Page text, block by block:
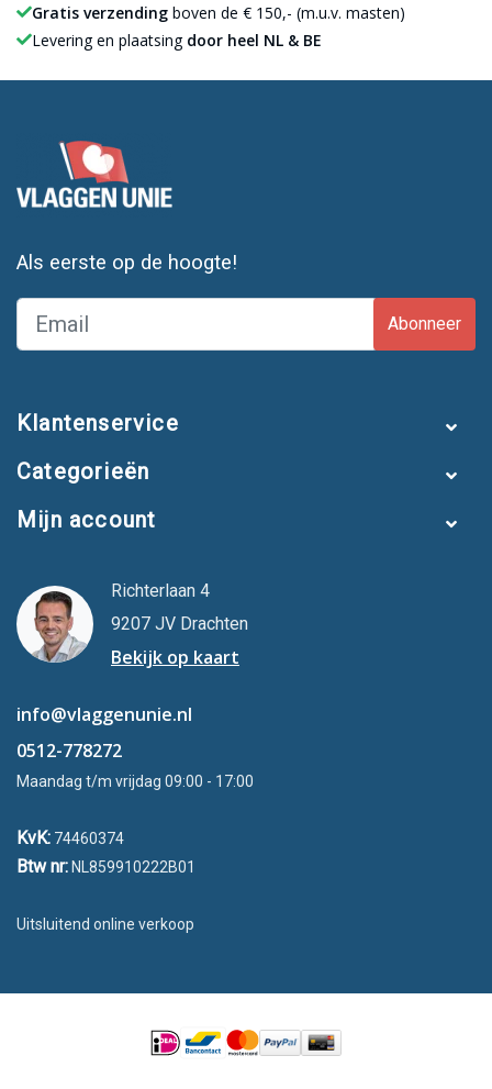
Gratis verzending boven de € 150,- (m.u.v. masten)
Levering en plaatsing door heel NL & BE
Als eerste op de hoogte!
Abonneer
Klantenservice
Categorieën
Mijn account
Richterlaan 4
9207 JV Drachten
Bekijk op kaart
info@vlaggenunie.nl
0512-778272
Maandag t/m vrijdag 09:00 - 17:00
KvK: 74460374
Btw nr: NL859910222B01
Uitsluitend online verkoop